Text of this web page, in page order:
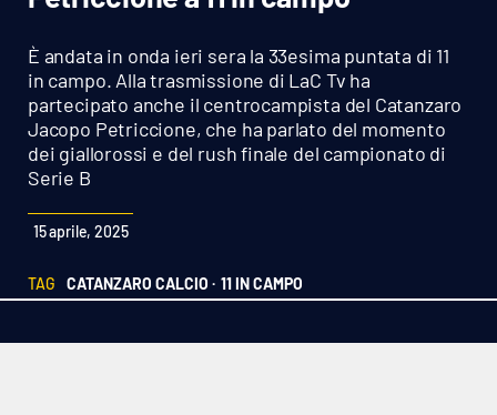
Sport
Cultura
Podcast
Meteo
Editoriali
È andata in onda ieri sera la 33esima puntata di 11
in campo. Alla trasmissione di LaC Tv ha
partecipato anche il centrocampista del Catanzaro
Jacopo Petriccione, che ha parlato del momento
dei giallorossi e del rush finale del campionato di
Serie B
15 aprile, 2025
TAG CATANZARO CALCIO · 11 IN CAMPO